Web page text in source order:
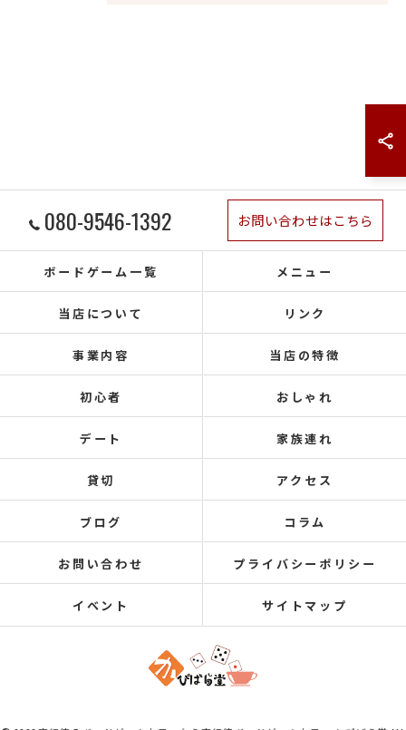
080-9546-1392 お問い合わせはこちら
ボードゲーム一覧 メニュー
当店について リンク
事業内容 当店の特徴
初心者 おしゃれ
デート 家族連れ
貸切 アクセス
ブログ コラム
お問い合わせ プライバシーポリシー
イベント サイトマップ